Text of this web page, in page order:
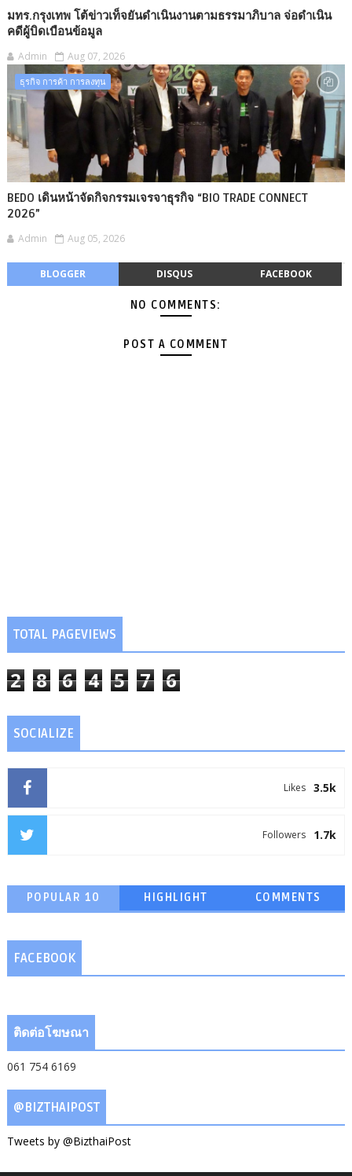
มทร.กรุงเทพ โต้ข่าวเท็จยันดำเนินงานตามธรรมาภิบาล จ่อดำเนิน
คดีผู้บิดเบือนข้อมูล
Admin Aug 07, 2026
ธุรกิจ การค้า การลงทุน
BEDO เดินหน้าจัดกิจกรรมเจรจาธุรกิจ “BIO TRADE CONNECT
2026”
Admin Aug 05, 2026
BLOGGER DISQUS FACEBOOK
NO COMMENTS:
POST A COMMENT
TOTAL PAGEVIEWS
2 8 6 4 5 7 6
SOCIALIZE
3.5k
Likes
1.7k
Followers
POPULAR 10 HIGHLIGHT COMMENTS
FACEBOOK
ติดต่อโฆษณา
061 754 6169
@BIZTHAIPOST
Tweets by @BizthaiPost